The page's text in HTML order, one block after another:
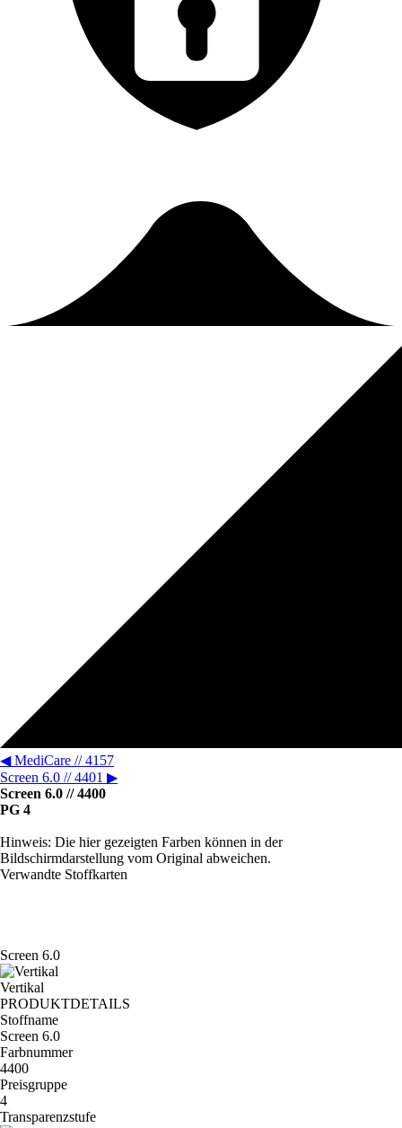
◀MediCare // 4157
Screen 6.0 // 4401 ▶
Screen 6.0 // 4400
PG 4
Hinweis: Die hier gezeigten Farben können in der
Bildschirmdarstellung vom Original abweichen.
Verwandte Stoffkarten
Screen 6.0
Vertikal
PRODUKTDETAILS
Stoffname
Screen 6.0
Farbnummer
4400
Preisgruppe
4
Transparenzstufe